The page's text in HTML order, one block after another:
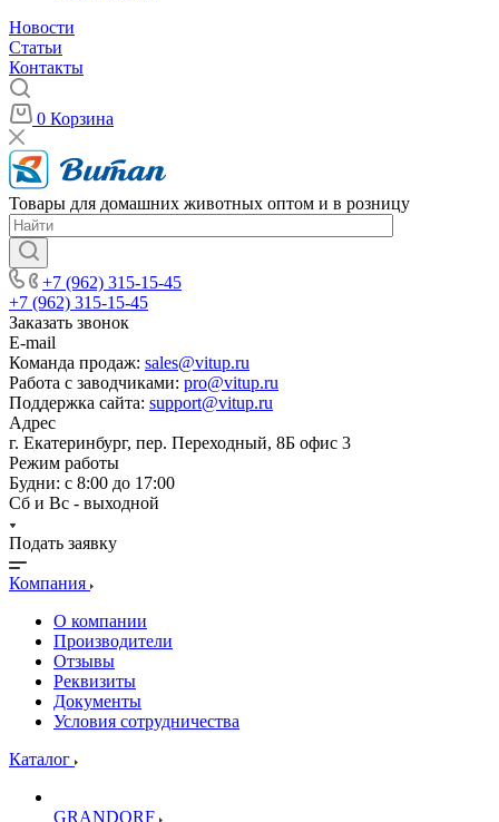
Новости
Статьи
Контакты
0 Корзина
Товары для домашних животных оптом и в розницу
+7 (962) 315-15-45
+7 (962) 315-15-45
Заказать звонок
E-mail
Команда продаж: sales@vitup.ru
Работа с заводчиками: pro@vitup.ru
Поддержка сайта: support@vitup.ru
Адрес
г. Екатеринбург, пер. Переходный, 8Б офис 3
Режим работы
Будни: с 8:00 до 17:00
Сб и Вс - выходной
Подать заявку
Компания
О компании
Производители
Отзывы
Реквизиты
Документы
Условия сотрудничества
Каталог
GRANDORF